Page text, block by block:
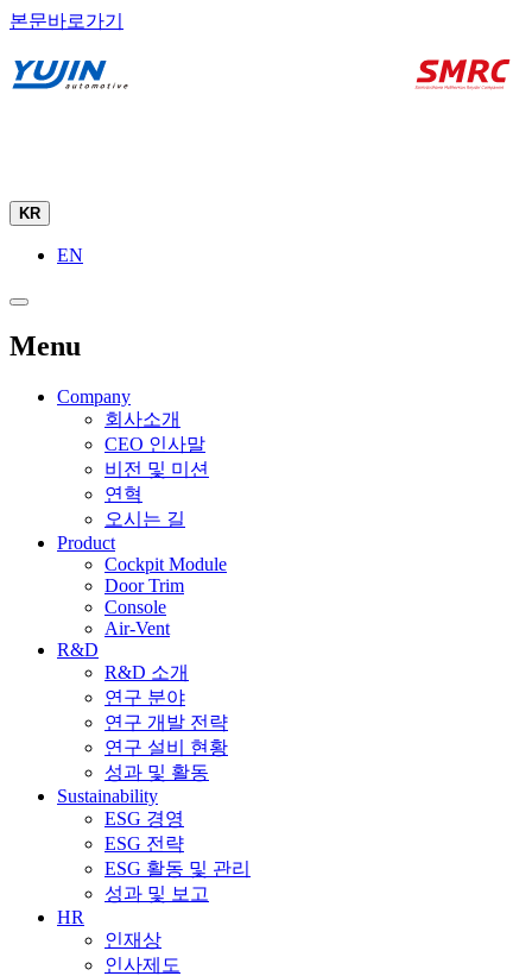
본문바로가기
KR
EN
Menu
Company
회사소개
CEO 인사말
비전 및 미션
연혁
오시는 길
Product
Cockpit Module
Door Trim
Console
Air-Vent
R&D
R&D 소개
연구 분야
연구 개발 전략
연구 설비 현황
성과 및 활동
Sustainability
ESG 경영
ESG 전략
ESG 활동 및 관리
성과 및 보고
HR
인재상
인사제도